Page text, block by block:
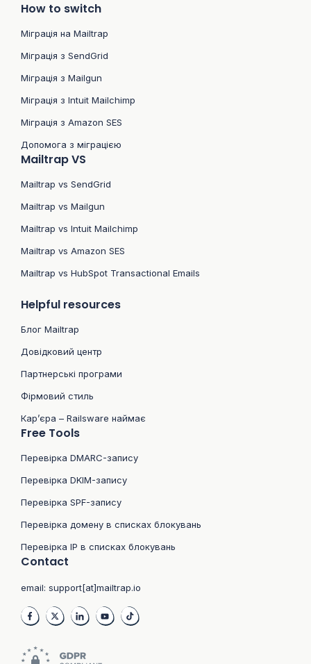
How to switch
Міграція на Mailtrap
Міграція з SendGrid
Міграція з Mailgun
Міграція з Intuit Mailchimp
Міграція з Amazon SES
Допомога з міграцією
Mailtrap VS
Mailtrap vs SendGrid
Mailtrap vs Mailgun
Mailtrap vs Intuit Mailchimp
Mailtrap vs Amazon SES
Mailtrap vs HubSpot Transactional Emails
Helpful resources
Блог Mailtrap
Довідковий центр
Партнерські програми
Фірмовий стиль
Кар’єра – Railsware наймає
Free Tools
Перевірка DMARC-запису
Перевірка DKIM-запису
Перевірка SPF-запису
Перевірка домену в списках блокувань
Перевірка IP в списках блокувань
Contact
email: support[at]mailtrap.io